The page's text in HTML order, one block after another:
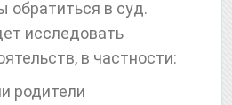
обратиться в суд.
исследовать
в частности:
родители